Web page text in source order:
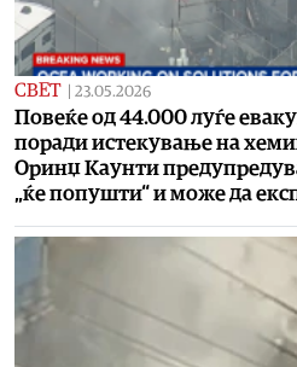
СВЕТ | 23.05.2026
Повеќе од 44.000 луѓе
поради истекување на
Оринџ Каунти
„ќе попушти“ и може да